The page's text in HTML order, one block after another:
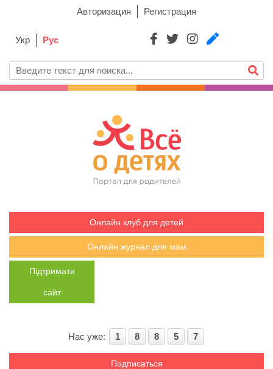
Авторизация Регистрация
Укр Рус
Онлайн клуб для детей
Онлайн журнал для мам
Підтримати
сайт
Нас уже: 1 8 8 5 7
Подписаться